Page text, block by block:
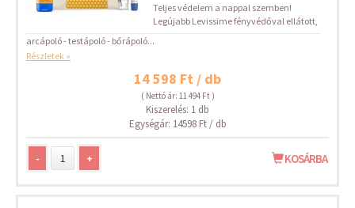
Teljes védelem a nappal szemben!
Legújabb Levissime fényvédőval ellátott,
arcápoló - testápoló - bőrápoló...
Részletek »
14 598 Ft / db
( Nettó ár: 11 494 Ft )
Kiszerelés: 1 db
Egységár: 14598 Ft / db
- + KOSÁRBA